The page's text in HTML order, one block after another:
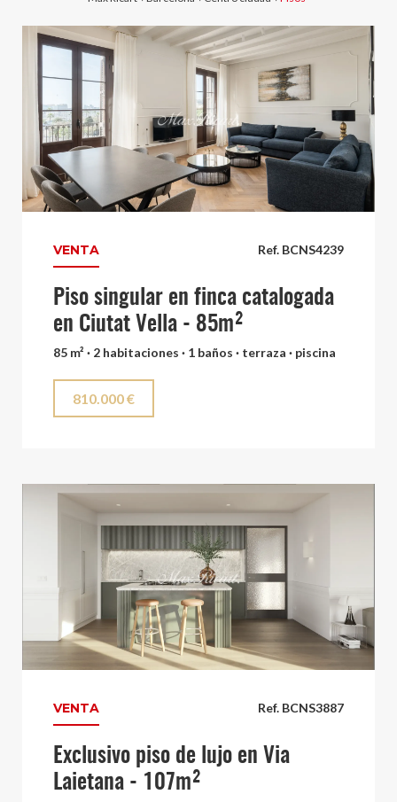
Ref. BCNS4239
VENTA
Piso singular en finca catalogada
en Ciutat Vella - 85m²
85 m² · 2 habitaciones · 1 baños · terraza · piscina
810.000 €
Ref. BCNS3887
VENTA
Exclusivo piso de lujo en Via
Laietana - 107m²